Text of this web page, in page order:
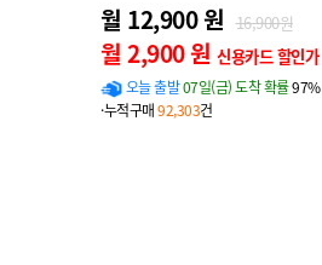
월 12,900 원 16,900원
월 2,900 원 신용카드 할인가
오늘 출발07일(금) 도착 확률97%
·누적구매92,303건